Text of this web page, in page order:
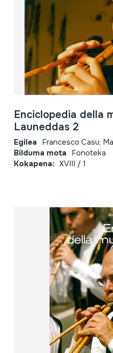
Enciclopedia della
Launeddas 2
Egilea Francesco Casu;
Bilduma mota Fonoteka
Kokapena: XVIII / 1